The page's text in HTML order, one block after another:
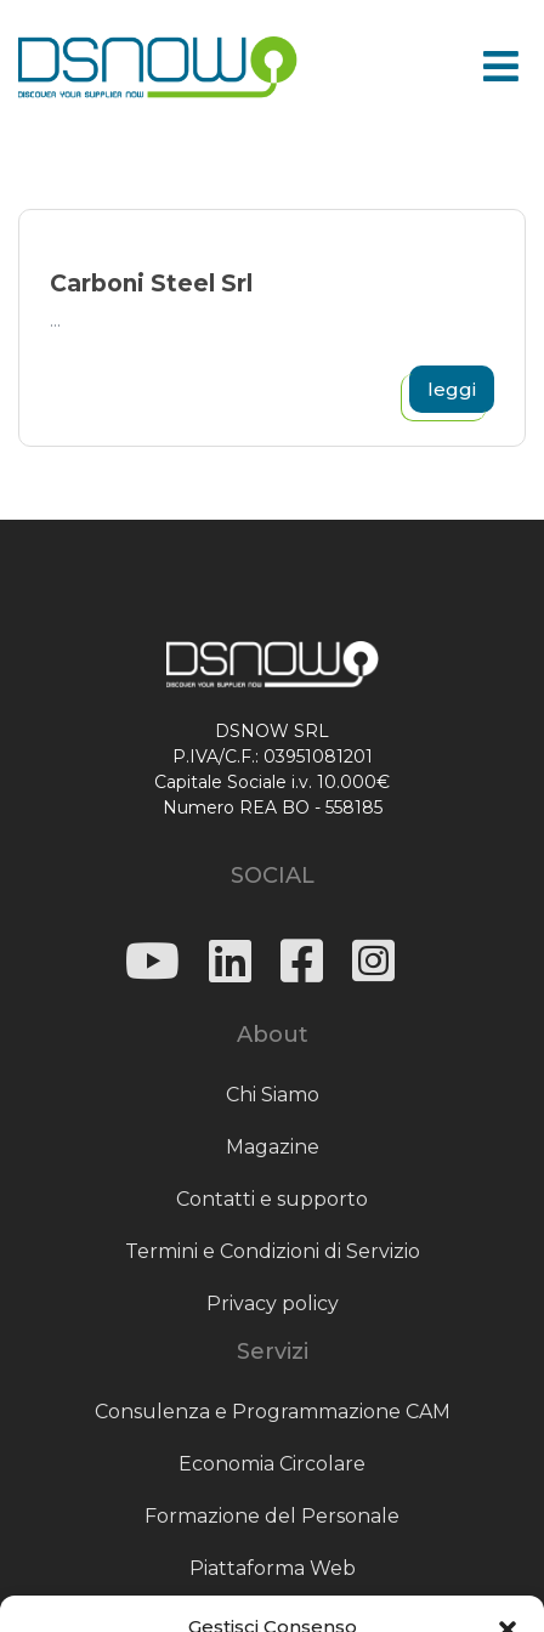
Gestisci Consenso
to
content
Carboni Steel Srl
...
leggi
DSNOW SRL
P.IVA/C.F.: 03951081201
Capitale Sociale i.v. 10.000€
Numero REA BO - 558185
SOCIAL
About
Chi Siamo
Magazine
Contatti e supporto
Termini e Condizioni di Servizio
Privacy policy
Servizi
Consulenza e Programmazione CAM
Economia Circolare
Formazione del Personale
Piattaforma Web
Scouting fornitori